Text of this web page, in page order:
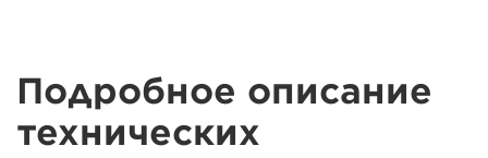
Подробное описание
технических